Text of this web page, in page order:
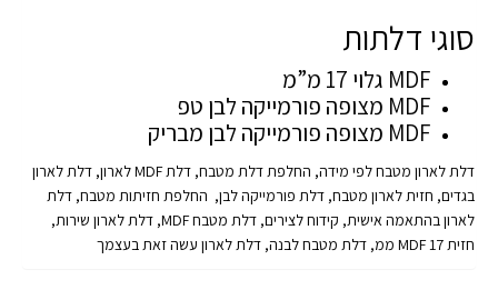
סוגי דלתות
MDF גלוי 17 מ”מ
MDF מצופה פורמייקה לבן טפ
MDF מצופה פורמייקה לבן מבריק
דלת לארון מטבח לפי מידה, החלפת דלת מטבח, דלת MDF לארון, דלת לארון
בגדים, חזית לארון מטבח, דלת פורמייקה לבן, החלפת חזיתות מטבח, דלת
לארון בהתאמה אישית, קידוח לצירים, דלת מטבח MDF, דלת לארון שירות,
חזית MDF 17 ממ, דלת מטבח לבנה, דלת לארון עשה זאת בעצמך